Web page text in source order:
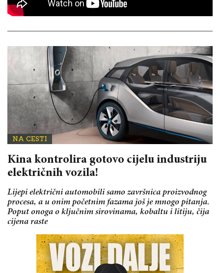
NA CESTI
Kina kontrolira gotovo cijelu industriju
električnih vozila!
Lijepi električni automobili samo završnica proizvodnog
procesa, a u onim početnim fazama još je mnogo pitanja.
Poput onoga o ključnim sirovinama, kobaltu i litiju, čija
cijena raste